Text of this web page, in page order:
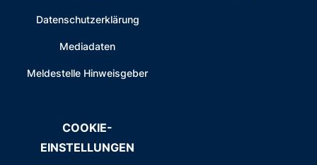
Datenschutzerklärung
Mediadaten
Meldestelle Hinweisgeber
COOKIE-
EINSTELLUNGEN